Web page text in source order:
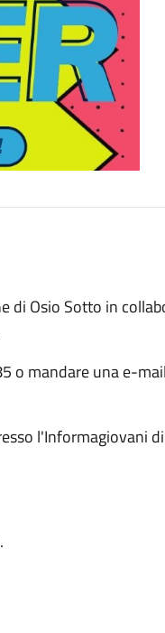
di Osio Sotto in
o mandare una e-
l'Informagiovani